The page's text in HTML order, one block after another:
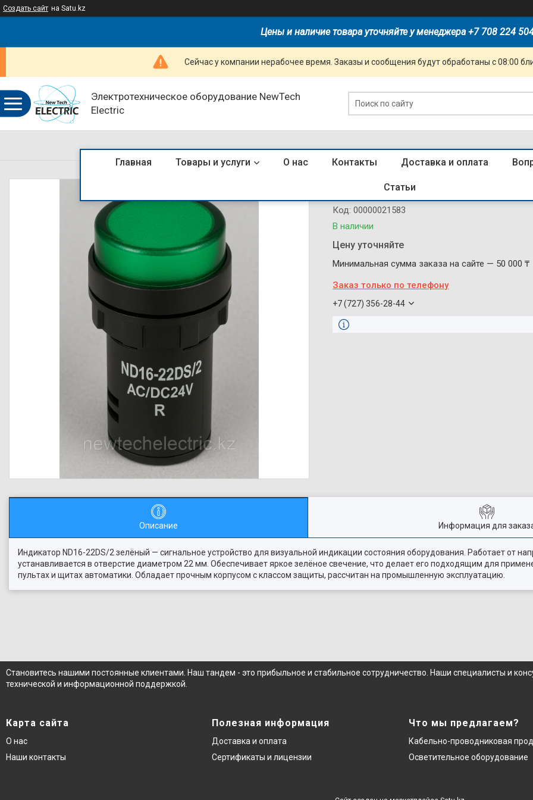
Создать сайт на Satu.kz
Цены и наличие товара уточняйте у менеджера +7 708 224
Сейчас у компании нерабочее время. Заказы и сообщения будут обработаны с 08:00
Электротехническое оборудование NewTech
Electric
Главная Товары и услуги О нас Контакты Доставка и оплата
Статьи
592940 Индикатор ND16-22DS/2
В наличии
Код:00000021583
Цену уточняйте
Минимальная сумма заказа на сайте — 50 000 ₸
Заказ только по телефону
+7 (727) 356-28-44
Описание Информация для
Индикатор ND16-22DS/2 зелёный — сигнальное устройство для визуальной индикации состояния оборудования. Работает от
устанавливается в отверстие диаметром 22 мм. Обеспечивает яркое зелёное свечение, что делает его подходящим для
пультах и щитах автоматики. Обладает прочным корпусом с классом защиты, рассчитан на промышленную эксплуатацию.
Становитесь нашими постоянные клиентами. Наш тандем - это прибыльное и стабильное сотрудничество. Наши специалисты и
технической и информационной поддержкой.
Карта сайта
О нас
Наши контакты
Полезная информация
Доставка и оплата
Сертификаты и лицензии
Что мы предлагаем?
Кабельно-проводниковая
Осветительное оборудование